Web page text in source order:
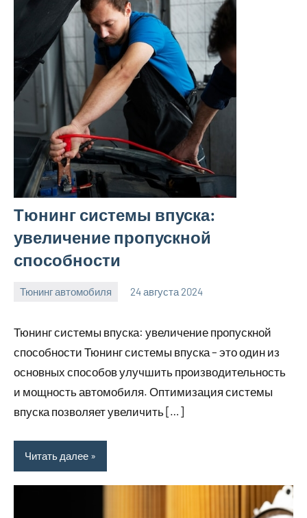
Тюнинг системы впуска:
увеличение пропускной
способности
Тюнинг автомобиля 24 августа 2024
Тюнинг системы впуска: увеличение пропускной
способности Тюнинг системы впуска – это один из
основных способов улучшить производительность
и мощность автомобиля. Оптимизация системы
впуска позволяет увеличить […]
Читать далее